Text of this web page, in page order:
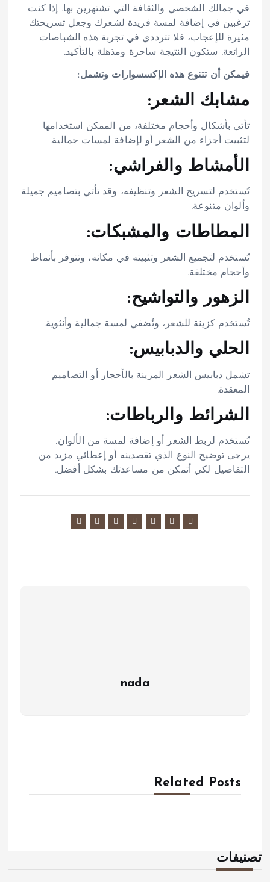
في جمالك الشخصي والثقافة التي تشتهرين بها. إذا كنت
ترغبين في إضافة لمسة فريدة لشعرك وجعل تسريحتك
مثيرة للإعجاب، فلا تترددي في تجربة هذه الشباصات
الرائعة. ستكون النتيجة ساحرة ومذهلة بالتأكيد.
فيمكن أن تتنوع هذه الإكسسوارات وتشمل:
مشابك الشعر:
تأتي بأشكال وأحجام مختلفة، من الممكن استخدامها
لتثبيت أجزاء من الشعر أو لإضافة لمسات جمالية.
الأمشاط والفراشي:
تُستخدم لتسريح الشعر وتنظيفه، وقد تأتي بتصاميم جميلة
وألوان متنوعة.
المطاطات والمشبكات:
تُستخدم لتجميع الشعر وتثبيته في مكانه، وتتوفر بأنماط
وأحجام مختلفة.
الزهور والتواشيح:
تُستخدم كزينة للشعر، وتُضفي لمسة جمالية وأنثوية.
الحلي والدبابيس:
تشمل دبابيس الشعر المزينة بالأحجار أو التصاميم
المعقدة.
الشرائط والرباطات:
تُستخدم لربط الشعر أو إضافة لمسة من الألوان.
يرجى توضيح النوع الذي تقصدينه أو إعطائي مزيد من
التفاصيل لكي أتمكن من مساعدتك بشكل أفضل.
nada
Related Posts
تصنيفات